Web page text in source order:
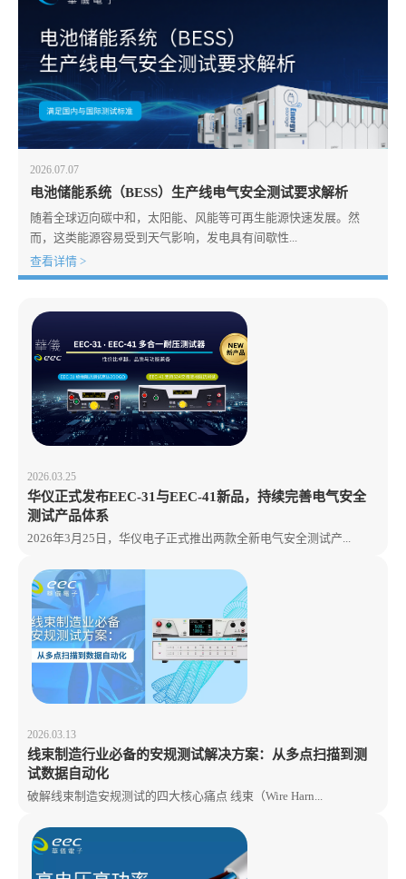
2026.07.07
电池储能系统（BESS）生产线电气安全测试要求解析
随着全球迈向碳中和，太阳能、风能等可再生能源快速发展。然
而，这类能源容易受到天气影响，发电具有间歇性...
查看详情 >
2026.03.25
华仪正式发布EEC-31与EEC-41新品，持续完善电气安全
测试产品体系
2026年3月25日，华仪电子正式推出两款全新电气安全测试产...
2026.03.13
线束制造行业必备的安规测试解决方案：从多点扫描到测
试数据自动化
破解线束制造安规测试的四大核心痛点 线束（Wire Harn...